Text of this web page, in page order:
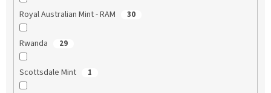
Royal Australian Mint - RAM 30
Rwanda 29
Scottsdale Mint 1